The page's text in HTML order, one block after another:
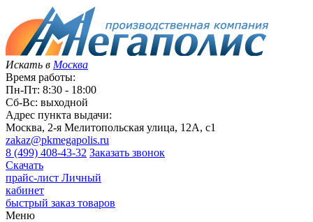
Искать в Москва
Время работы:
Пн-Пт: 8:30 - 18:00
Сб-Вс: выходной
Адрес пункта выдачи:
Москва, 2-я Мелитопольская улица, 12А, с1
zakaz@pkmegapolis.ru
8 (499) 408-43-32 Заказать звонок
Скачать
прайс-лист Личный
кабинет
быстрый заказ товаров
Меню